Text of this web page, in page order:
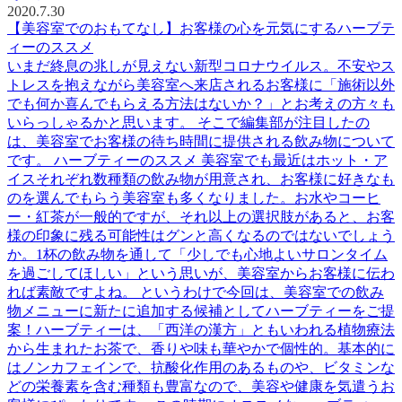
2020.7.30
【美容室でのおもてなし】お客様の心を元気にするハーブテ
ィーのススメ
いまだ終息の兆しが見えない新型コロナウイルス。不安やス
トレスを抱えながら美容室へ来店されるお客様に「施術以外
でも何か喜んでもらえる方法はないか？」とお考えの方々も
いらっしゃるかと思います。 そこで編集部が注目したの
は、美容室でお客様の待ち時間に提供される飲み物について
です。 ハーブティーのススメ 美容室でも最近はホット・ア
イスそれぞれ数種類の飲み物が用意され、お客様に好きなも
のを選んでもらう美容室も多くなりました。お水やコーヒ
ー・紅茶が一般的ですが、それ以上の選択肢があると、お客
様の印象に残る可能性はグンと高くなるのではないでしょう
か。1杯の飲み物を通して「少しでも心地よいサロンタイム
を過ごしてほしい」という思いが、美容室からお客様に伝わ
れば素敵ですよね。 というわけで今回は、美容室での飲み
物メニューに新たに追加する候補としてハーブティーをご提
案！ハーブティーは、「西洋の漢方」ともいわれる植物療法
から生まれたお茶で、香りや味も華やかで個性的。基本的に
はノンカフェインで、抗酸化作用のあるものや、ビタミンな
どの栄養素を含む種類も豊富なので、美容や健康を気遣うお